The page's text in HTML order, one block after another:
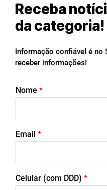
Receba
da categoria!
Informação confiável é no
receber informações!
Nome *
Email *
Celular (com DDD) *